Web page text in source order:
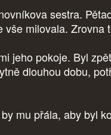
sestra.
vše milovala. Zrovna
jeho pokoje. Byl
dlouhou dobu,
mu přála, aby byl